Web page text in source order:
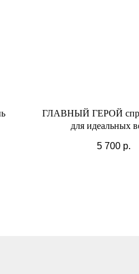
ГЛАВНЫЙ ГЕРОЙ
для идеальных
5 700 р.